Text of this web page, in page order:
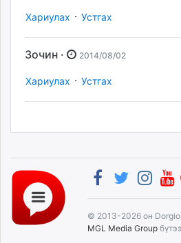
Хариулах · Устгах
Зочин · 2014/08/02
Хариулах · Устгах
© 2013-2026 он
MGL Media Group